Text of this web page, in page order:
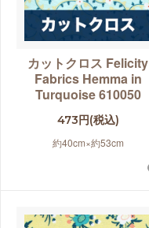
カットクロス Felicity
Fabrics Hemma in
Turquoise 610050
473円(税込)
約40cm×約53cm